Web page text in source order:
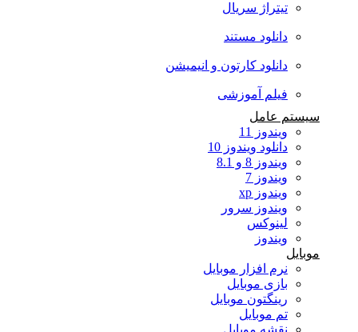
تیتراژ سریال
دانلود مستند
دانلود کارتون و انیمیشن
فیلم آموزشی
سیستم عامل
ویندوز 11
دانلود ویندوز 10
ویندوز 8 و 8.1
ویندوز 7
ویندوز xp
ویندوز سرور
لینوکس
ویندوز
نرم افزار موبایل
بازی موبایل
رینگتون موبایل
تم موبایل
نقشه موبایل